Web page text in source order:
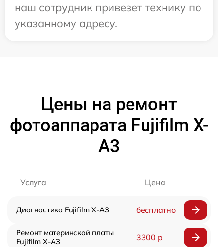
наш сотрудник привезет технику по
указанному адресу.
Цены на ремонт
фотоаппарата Fujifilm X-
A3
Услуга Цена
Диагностика Fujifilm X-A3 бесплатно
Ремонт материнской платы
Fujifilm X-A3
3300 р